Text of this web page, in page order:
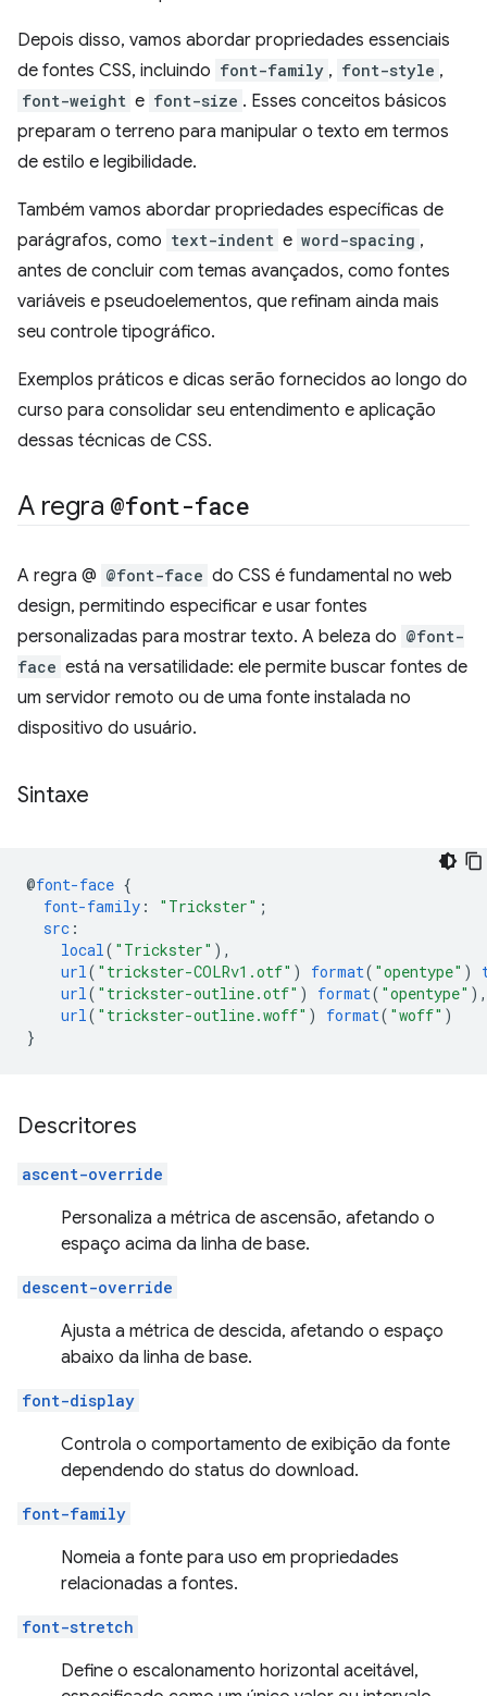
Depois disso, vamos abordar propriedades essenciais
de fontes CSS, incluindo font-family , font-style ,
font-weight e font-size . Esses conceitos básicos
preparam o terreno para manipular o texto em termos
de estilo e legibilidade.
Também vamos abordar propriedades específicas de
parágrafos, como text-indent e word-spacing ,
antes de concluir com temas avançados, como fontes
variáveis e pseudoelementos, que refinam ainda mais
seu controle tipográfico.
Exemplos práticos e dicas serão fornecidos ao longo do
curso para consolidar seu entendimento e aplicação
dessas técnicas de CSS.
A regra @font-face
A regra @ @font-face do CSS é fundamental no web
design, permitindo especificar e usar fontes
personalizadas para mostrar texto. A beleza do @font-
face está na versatilidade: ele permite buscar fontes de
um servidor remoto ou de uma fonte instalada no
dispositivo do usuário.
Sintaxe
@font-face {
font-family : "Trickster" ;
src :
local( "Trickster" ),
url( "trickster-COLRv1.otf" ) format( "opentype" )
url( "trickster-outline.otf" ) format( "opentype" ),
url( "trickster-outline.woff" ) format( "woff" )
}
Descritores
ascent-override
Personaliza a métrica de ascensão, afetando o
espaço acima da linha de base.
descent-override
Ajusta a métrica de descida, afetando o espaço
abaixo da linha de base.
font-display
Controla o comportamento de exibição da fonte
dependendo do status do download.
font-family
Nomeia a fonte para uso em propriedades
relacionadas a fontes.
font-stretch
Define o escalonamento horizontal aceitável,